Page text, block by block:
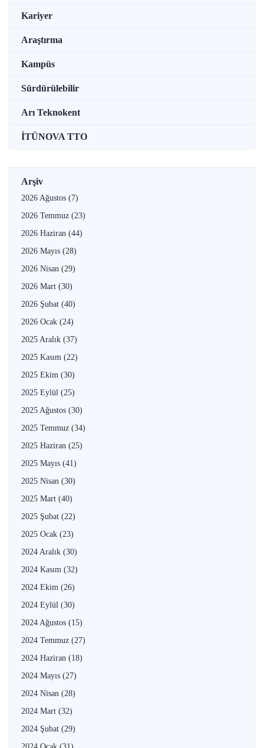
Kariyer
Araştırma
Kampüs
Sürdürülebilir
Arı Teknokent
İTÜNOVA TTO
Arşiv
2026 Ağustos (7)
2026 Temmuz (23)
2026 Haziran (44)
2026 Mayıs (28)
2026 Nisan (29)
2026 Mart (30)
2026 Şubat (40)
2026 Ocak (24)
2025 Aralık (37)
2025 Kasım (22)
2025 Ekim (30)
2025 Eylül (25)
2025 Ağustos (30)
2025 Temmuz (34)
2025 Haziran (25)
2025 Mayıs (41)
2025 Nisan (30)
2025 Mart (40)
2025 Şubat (22)
2025 Ocak (23)
2024 Aralık (30)
2024 Kasım (32)
2024 Ekim (26)
2024 Eylül (30)
2024 Ağustos (15)
2024 Temmuz (27)
2024 Haziran (18)
2024 Mayıs (27)
2024 Nisan (28)
2024 Mart (32)
2024 Şubat (29)